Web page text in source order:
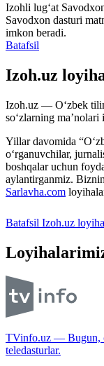
Izohli lugʻat
Savodxon dasturi
imkon beradi.
Batafsil
Izoh.uz
Izoh.uz — O‘zbek
so‘zlarning
Yillar davomida
o‘rganuvchilar,
boshqalar uchun
aylantirganmiz.
Sarlavha.com
Batafsil Izoh.uz
TVinfo.uz — Bugun,
teledasturlar.